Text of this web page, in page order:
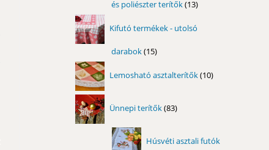
és poliészter terítők 1313
Kifutó termékek - utolsó
darabok 1515
Lemosható asztalterítők 10
termék
Ünnepi terítők 83
termék
Húsvéti asztali futók